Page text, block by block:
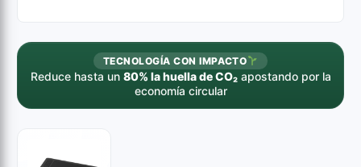
TECNOLOGÍA CON IMPACTO
Reduce hasta un 80% la huella de CO₂apostando por la
economía circular